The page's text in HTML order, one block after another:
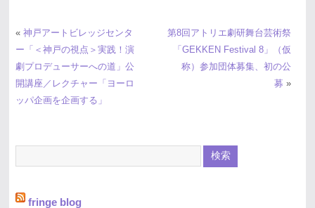
« 神戸アートビレッジセンタ
ー「＜神戸の視点＞実践！演
劇プロデューサーへの道」公
開講座／レクチャー「ヨーロ
ッパ企画を企画する」
第8回アトリエ劇研舞台芸術祭
「GEKKEN Festival 8」（仮
称）参加団体募集、初の公
募 »
fringe blog